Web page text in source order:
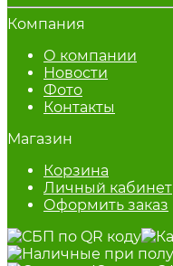
Компания
О компании
Новости
Фото
Контакты
Магазин
Корзина
Личный кабинет
Оформить заказ